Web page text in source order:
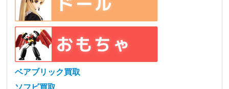
ベアブリック買取
ソフビ買取